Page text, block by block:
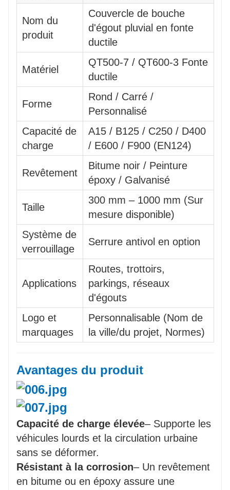
Nom du
produit
Couvercle de bouche
d'égout pluvial en fonte
ductile
Matériel
QT500-7 / QT600-3 Fonte
ductile
Forme
Rond / Carré /
Personnalisé
Capacité de
charge
A15 / B125 / C250 / D400
/ E600 / F900 (EN124)
Revêtement
Bitume noir / Peinture
époxy / Galvanisé
Taille
300 mm – 1000 mm (Sur
mesure disponible)
Système de
verrouillage
Serrure antivol en option
Applications
Routes, trottoirs,
parkings, réseaux
d'égouts
Logo et
marquages
Personnalisable (Nom de
la ville/du projet, Normes)
Avantages du produit
Capacité de charge élevée– Supporte les
véhicules lourds et la circulation urbaine
sans se déformer.
Résistant à la corrosion– Un revêtement
en bitume ou en époxy assure une